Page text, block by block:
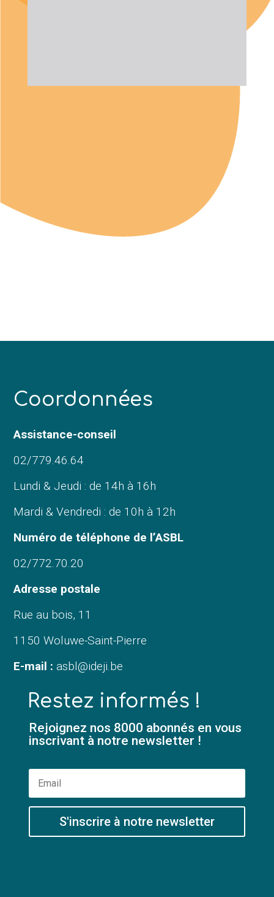
Coordonnées
Assistance-conseil
02/779.46.64
Lundi & Jeudi : de 14h à 16h
Mardi & Vendredi : de 10h à 12h
Numéro de téléphone de l’ASBL
02/772.70.20
Adresse postale
Rue au bois, 11
1150 Woluwe-Saint-Pierre
E-mail : asbl@ideji.be
Restez informés !
Rejoignez nos 8000 abonnés en vous
inscrivant à notre newsletter !
S'inscrire à notre newsletter